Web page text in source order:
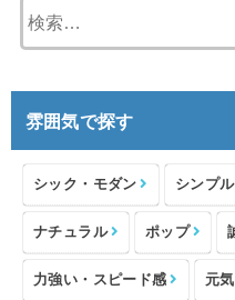
雰囲気で探す
シック・モダン シンプル
ナチュラル ポップ
力強い・スピード感 元